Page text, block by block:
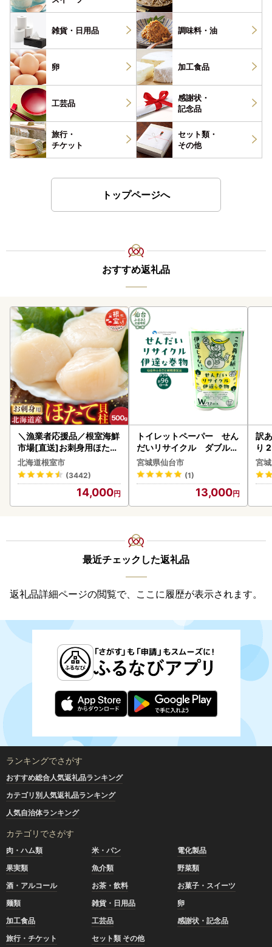
雑貨・ 日用品 調味料・ 油
卵 加工食品
工芸品
感謝状・
記念品
旅行・
チケット
セット類・
その他
トップページへ
おすすめ返礼品
＼漁業者応援品／根室海鮮
市場[直送]お刺身用ほたて
貝柱500g A-28002
北海道根室市
(3442)
14,000
トイレットペーパー せん
だいリサイクル ダブル9
6ロール｜トイレット
宮城県仙台市
(1)
13,000
訳
り
鮭
宮
最近チェックした返礼品
返礼品詳細ページの閲覧で、ここに履歴が表示されます。
ランキングでさがす
おすすめ総合人気返礼品ランキング
カテゴリ別人気返礼品ランキング
人気自治体ランキング
カテゴリでさがす
肉・ハム類 米・パン
電化製品
果実類
魚介類
野菜類
酒・アルコール
お茶・飲料
お菓子・スイーツ
麺類
雑貨・日用品
卵
加工食品
工芸品
感謝状・記念品
旅行・チケット
セット類 その他